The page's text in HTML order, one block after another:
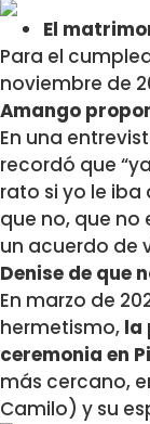
El
Para el
noviembre de
Amango
En una
recordó que “y
rato si yo le
que no, que no
un acuerdo de
Denise de que
En marzo de
hermetismo, la
ceremonia en
más cercano,
Camilo) y su